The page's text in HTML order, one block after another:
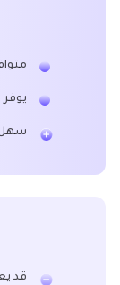
سهل
قد